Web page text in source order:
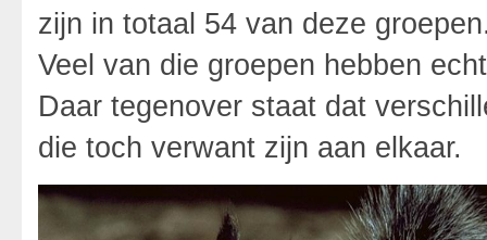
zijn in totaal 54 van deze
Veel van die groepen hebben
Daar tegenover staat dat
die toch verwant zijn aan elkaar.